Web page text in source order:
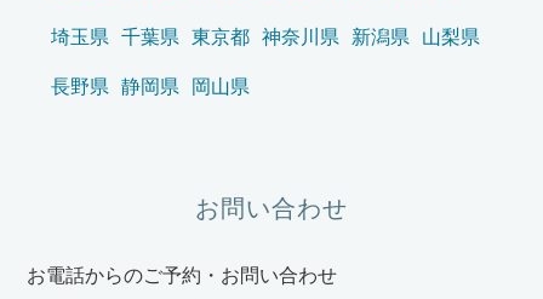
埼玉県 千葉県 東京都 神奈川県 新潟県 山梨県
長野県 静岡県 岡山県
お問い合わせ
お電話からのご予約・お問い合わせ